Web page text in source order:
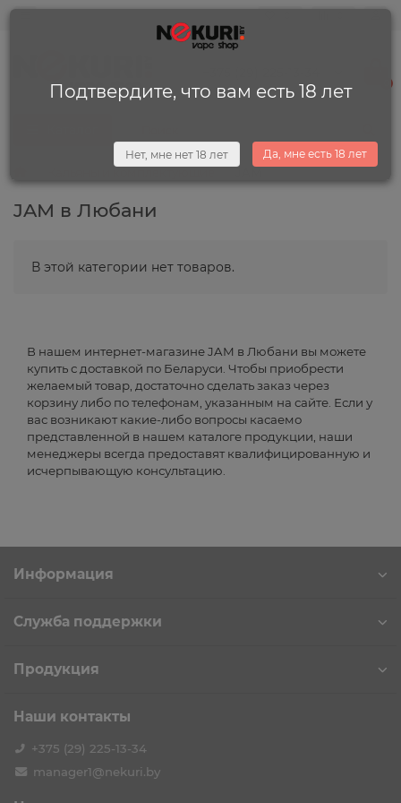
JAM в Любани
В этой категории нет товаров.
В нашем интернет-магазине JAM в Любани вы можете
купить с доставкой по Беларуси. Чтобы приобрести
желаемый товар, достаточно сделать заказ через
корзину либо по телефонам, указанным на сайте. Если у
вас возникают какие-либо вопросы касаемо
представленной в нашем каталоге продукции, наши
менеджеры всегда предоставят квалифицированную и
исчерпывающую консультацию.
Подтвердите, что вам есть 18 лет
Нет, мне нет 18 лет Да, мне есть 18 лет
Информация
Служба поддержки
Продукция
Наши контакты
+375 (29) 225-13-34
manager1@nekuri.by